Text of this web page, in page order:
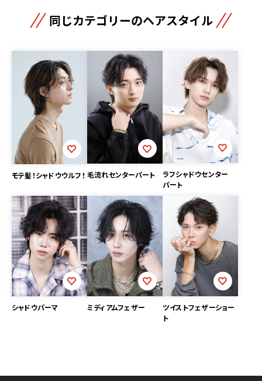
同じカテゴリーのヘアスタイル
モテ髪！シャドウウルフ！ 毛流れセンターパート
ラフシャドウセンター
パート
シャドウパーマ ミディアムフェザー
ツイストフェザーショー
ト